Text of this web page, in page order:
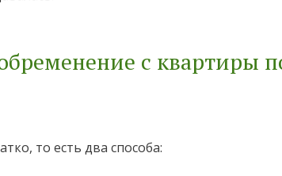
с квартиры
то есть два способа: